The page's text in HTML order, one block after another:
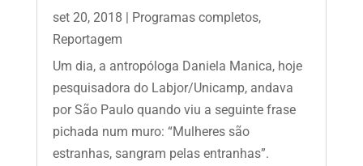
set 20, 2018 | Programas completos,
Reportagem
Um dia, a antropóloga Daniela Manica, hoje
pesquisadora do Labjor/Unicamp, andava
por São Paulo quando viu a seguinte frase
pichada num muro: “Mulheres são
estranhas, sangram pelas entranhas”.